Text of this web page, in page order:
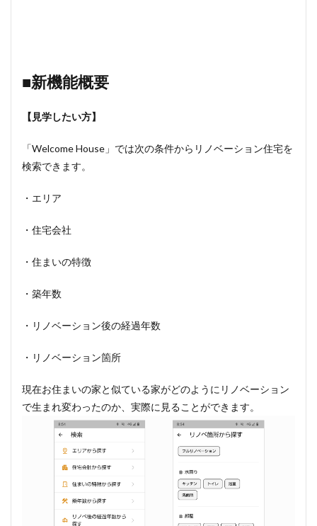
■新機能概要
【見学したい方】
「Welcome House」では次の条件からリノベーション住宅を
検索できます。
・エリア
・住宅会社
・住まいの特徴
・築年数
・リノベーション後の経過年数
・リノベーション箇所
現在お住まいの家と似ている家がどのようにリノベーション
で生まれ変わったのか、実際に見ることができます。